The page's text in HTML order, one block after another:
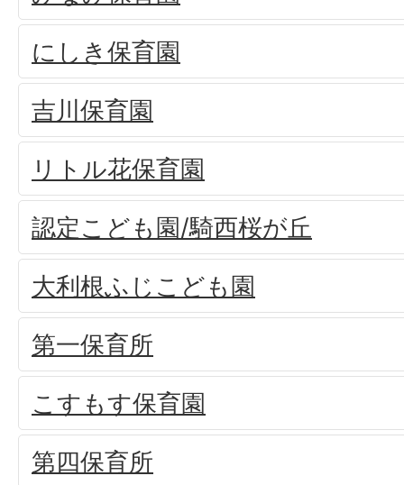
にしき保育園
吉川保育園
リトル花保育園
認定こども園/騎西桜が丘
大利根ふじこども園
第一保育所
こすもす保育園
第四保育所